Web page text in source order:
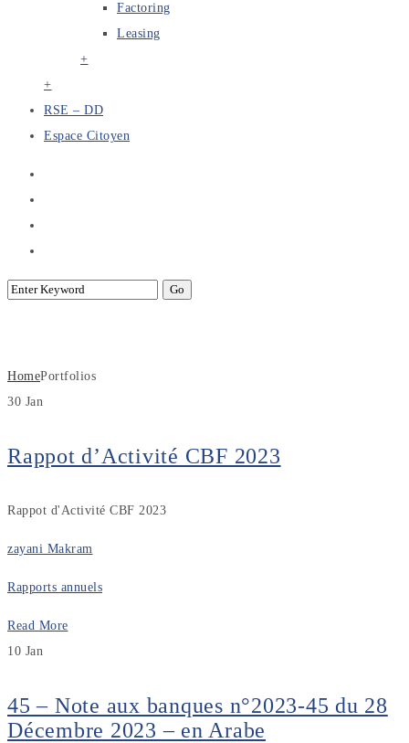
Factoring
Leasing
+
+
RSE – DD
Espace Citoyen
HomePortfolios
30 Jan
Rappot d’Activité CBF 2023
Rappot d'Activité CBF 2023
zayani Makram
Rapports annuels
Read More
10 Jan
45 – Note aux banques n°2023-45 du 28
Décembre 2023 – en Arabe